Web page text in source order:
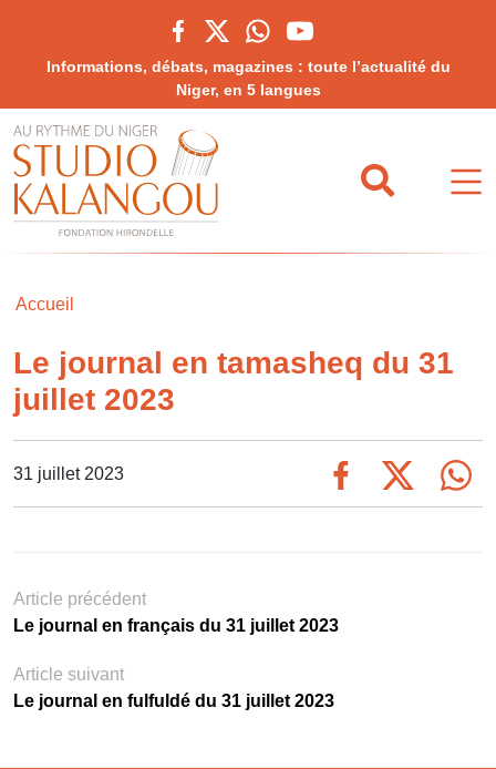
Informations, débats, magazines : toute l’actualité du
Niger, en 5 langues
Accueil
Le journal en tamasheq du 31
juillet 2023
31 juillet 2023
Article précédent
Le journal en français du 31 juillet 2023
Article suivant
Le journal en fulfuldé du 31 juillet 2023